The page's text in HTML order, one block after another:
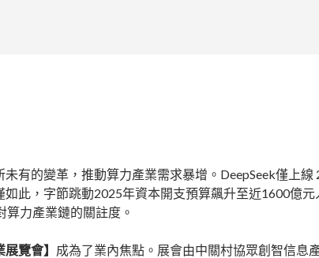
的變革，推動算力產業需求暴增。DeepSeek僅上線
此，字節跳動2025年資本開支預算飆升至近1600億
力產業鏈的關註度。
覽會】 成為了業內焦點。展會由中關村協眾創智信息